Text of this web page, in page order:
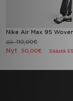
Nike Air Max 95
Oli110,00€
Nyt 50,00€ Säästä